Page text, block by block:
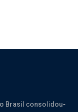
Brasil consolidou-